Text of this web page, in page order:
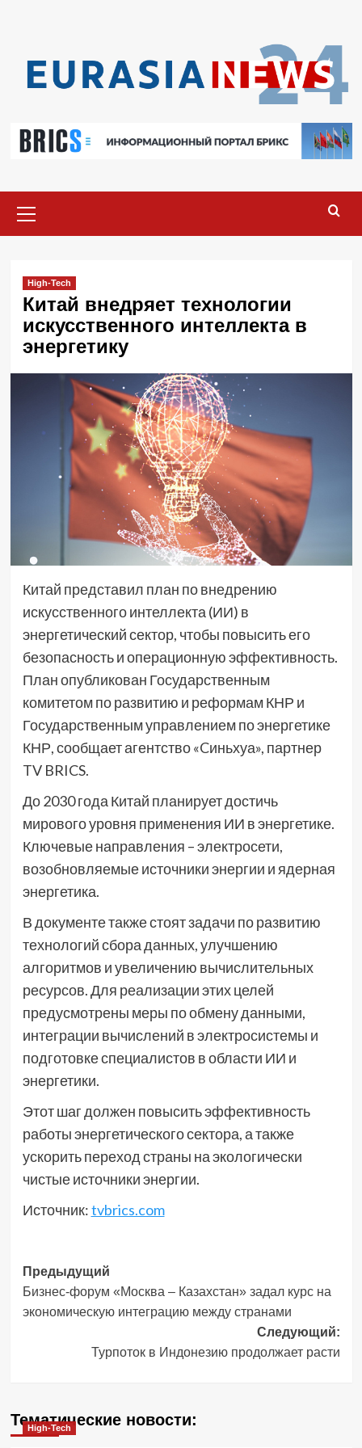
меню
High-Tech
Китай внедряет технологии
искусственного интеллекта в
энергетику
Китай представил план по внедрению
искусственного интеллекта (ИИ) в
энергетический сектор, чтобы повысить его
безопасность и операционную эффективность.
План опубликован Государственным
комитетом по развитию и реформам КНР и
Государственным управлением по энергетике
КНР, сообщает агентство «Cиньхуа», партнер
TV BRICS.
До 2030 года Китай планирует достичь
мирового уровня применения ИИ в энергетике.
Ключевые направления – электросети,
возобновляемые источники энергии и ядерная
энергетика.
В документе также стоят задачи по развитию
технологий сбора данных, улучшению
алгоритмов и увеличению вычислительных
ресурсов. Для реализации этих целей
предусмотрены меры по обмену данными,
интеграции вычислений в электросистемы и
подготовке специалистов в области ИИ и
энергетики.
Этот шаг должен повысить эффективность
работы энергетического сектора, а также
ускорить переход страны на экологически
чистые источники энергии.
Источник:tvbrics.com
Навигация
записи
Предыдущий
Бизнес-форум «Москва – Казахстан» задал курс на
экономическую интеграцию между странами
Следующий:
Турпоток в Индонезию продолжает расти
Тематические новости:
High-Tech